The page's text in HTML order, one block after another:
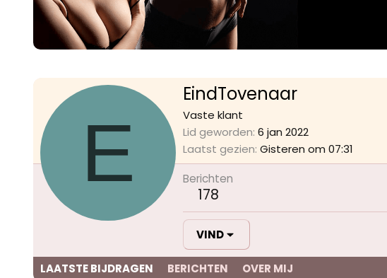
E
EindTovenaar
Vaste klant
Lid geworden 6 jan 2022
Laatst gezien Gisteren om 07:31
Berichten
178
VIND
LAATSTE BIJDRAGEN BERICHTEN OVER MIJ